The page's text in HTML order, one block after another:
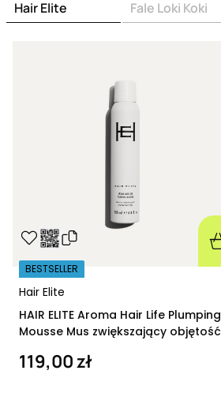
Hair Elite Fale Loki Koki
Hair Elite
BESTSELLER
HAIR ELITE Aroma Hair Life Plumping
Mousse Mus zwiększający objętość
119,00 zł